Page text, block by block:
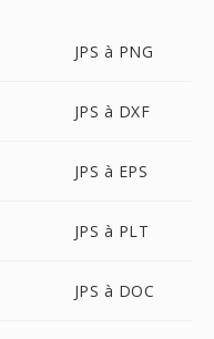
JPS à PNG
JPS à DXF
JPS à EPS
JPS à PLT
JPS à DOC